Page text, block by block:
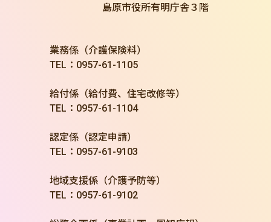
島原市役所有明庁舎３階
業務係（介護保険料）
TEL：0957-61-1105
給付係（給付費、住宅改修等）
TEL：0957-61-1104
認定係（認定申請）
TEL：0957-61-9103
地域支援係（介護予防等）
TEL：0957-61-9102